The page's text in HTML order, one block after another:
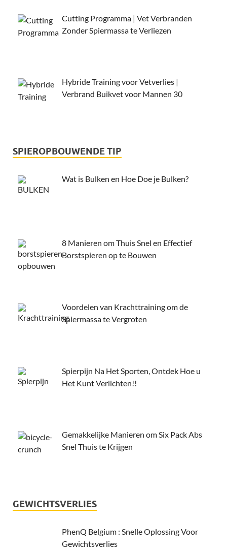
Cutting Programma | Vet Verbranden
Zonder Spiermassa te Verliezen
Hybride Training voor Vetverlies |
Verbrand Buikvet voor Mannen 30
SPIEROPBOUWENDE TIP
Wat is Bulken en Hoe Doe je Bulken?
8 Manieren om Thuis Snel en Effectief
Borstspieren op te Bouwen
Voordelen van Krachttraining om de
Spiermassa te Vergroten
Spierpijn Na Het Sporten, Ontdek Hoe u
Het Kunt Verlichten!!
Gemakkelijke Manieren om Six Pack Abs
Snel Thuis te Krijgen
GEWICHTSVERLIES
PhenQ Belgium : Snelle Oplossing Voor
Gewichtsverlies